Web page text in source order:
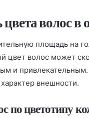
волос в
площадь на
цвет волос может
и
внешности.
по цветотипу